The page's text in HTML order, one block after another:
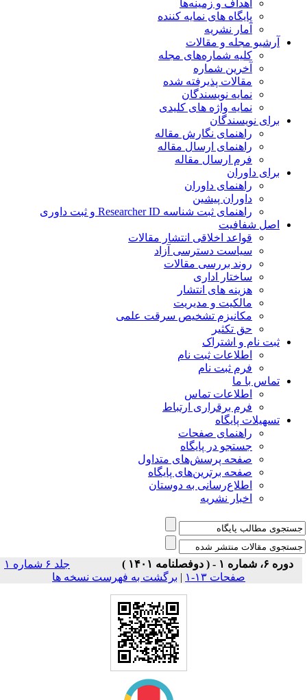
اهداف و زمینه‌ها
پایگاه های نمایه کننده
آمار نشریه
مجله و مقالات
کلیه شماره‌های مجله
آخرین شماره
مقالات پذیرفته شده
نمایه نویسندگان
نمایه واژه های کلیدی
نویسندگان
راهنمای نگارش مقاله
راهنمای ارسال مقاله
فرم ارسال مقاله
داوران
راهنمای داوران
داوران پیشین
راهنمای ثبت شناسه Researcher ID و ثبت داوری
شفافیت
قواعد اخلاقی انتشار مقالات
سیاست دسترسی آزاد
روند بررسی مقالات
ساختار اداری
هزینه های انتشار
مالکیت و مدیریت
ﻣﮑﺎﻧﯿﺰم ﺗﺸﺨﯿﺺ ﺳﺮﻗﺖ ﻋﻠﻤﯽ
حق تکثیر
نام و اشتراک
اطلاعات ثبت نام
فرم ثبت نام
با ما
اطلاعات تماس
فرم برقراری ارتباط
پایگاه
راهنمای صفحات
جستجو در پایگاه
صفحه پرسش‌های متداول
صفحه برترین‌های پایگاه
اطلاع‌رسانی به دوستان
اخبار نشریه
جلد ۶ شماره ۱
|برگشت به فهرست نسخه ها